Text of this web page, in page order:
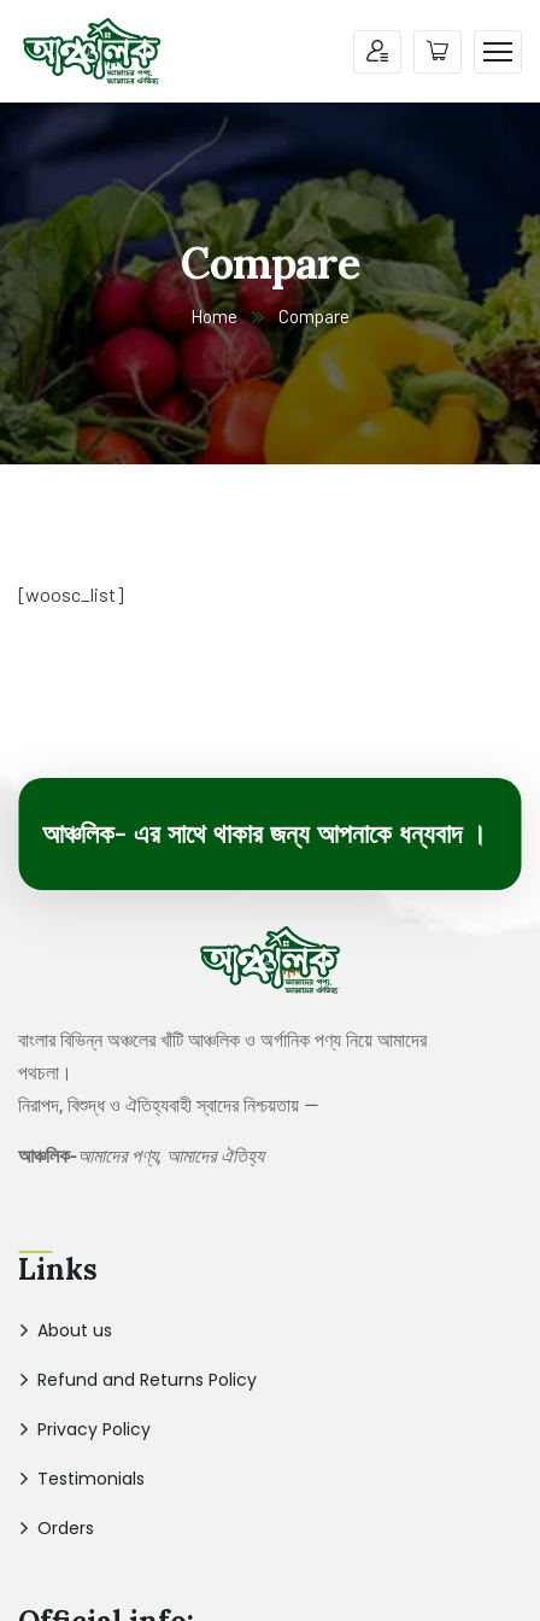
Compare
Home Compare
[woosc_list]
আঞ্চলিক- এর সাথে থাকার জন্য আপনাকে ধন্যবাদ ।
বাংলার বিভিন্ন অঞ্চলের খাঁটি আঞ্চলিক ও অর্গানিক পণ্য নিয়ে আমাদের
পথচলা।
নিরাপদ, বিশুদ্ধ ও ঐতিহ্যবাহী স্বাদের নিশ্চয়তায় —
আঞ্চলিক-আমাদের পণ্য, আমাদের ঐতিহ্য
Links
About us
Refund and Returns Policy
Privacy Policy
Testimonials
Orders